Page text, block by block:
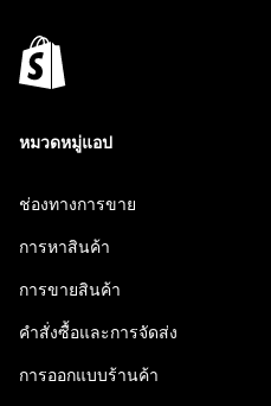
หมวดหมู่แอป
ช่องทางการขาย
การหาสินค้า
การขายสินค้า
คำสั่งซื้อและการจัดส่ง
การออกแบบร้านค้า